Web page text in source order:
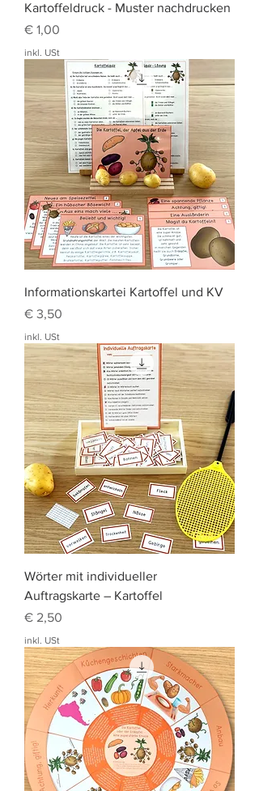
Kartoffeldruck - Muster nachdrucken
Preis
€ 1,00
inkl. USt
Informationskartei Kartoffel und KV
Preis
€ 3,50
inkl. USt
Wörter mit individueller
Auftragskarte – Kartoffel
Preis
€ 2,50
inkl. USt